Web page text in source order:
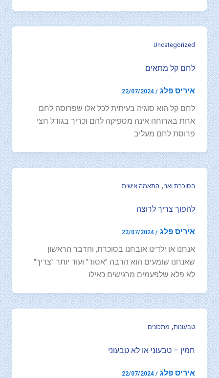
Uncategorized
לחם קל מתאים
איריס פלג /
22/07/2024
לחם קל הוא סוגיה בעיתית לכל אלו שפרוסה לחם
אחת בארוחה אינה מספיקה להם וכריך בגודל חצי
פרוסת לחם מעליב
הסוכרת ואני, התאמה אישית
להפוך צריך לרוצה
איריס פלג /
22/07/2024
אנחנו או ילדינו אובחנו בסוכרת, והדבר הראשון
שאנחנו שומעים הוא הרבה "אסור" ועוד יותר "צריך".
לא פלא שלפעמים מרגישים כאילו
טבעונות, מתכונים
חמין – טבעוני או לא טבעוני
איריס פלג /
22/07/2024